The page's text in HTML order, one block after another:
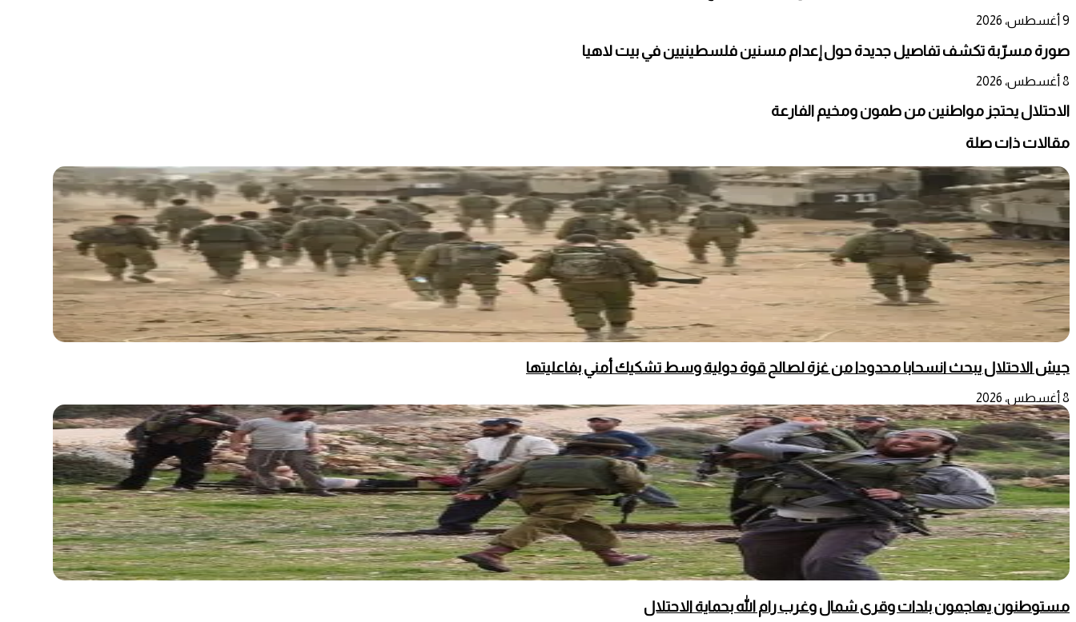
9 أغسطس، 2026
صورة مسرّبة تكشف تفاصيل جديدة حول إعدام مسنين فلسطينيين في بيت لاهيا
8 أغسطس، 2026
الاحتلال يحتجز مواطنين من طمون ومخيم الفارعة
مقالات ذات صلة
جيش الاحتلال يبحث انسحابا محدودا من غزة لصالح قوة دولية وسط تشكيك أمني بفاعليتها
8 أغسطس، 2026
مستوطنون يهاجمون بلدات وقرى شمال وغرب رام الله بحماية الاحتلال